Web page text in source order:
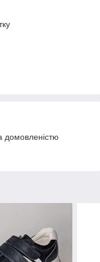
домовленістю